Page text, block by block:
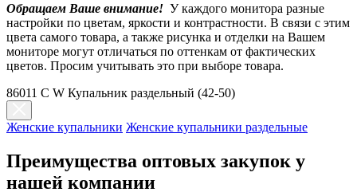
Обращаем Ваше внимание! У каждого монитора разные
настройки по цветам, яркости и контрастности. В связи с этим
цвета самого товара, а также рисунка и отделки на Вашем
мониторе могут отличаться по оттенкам от фактических
цветов. Просим учитывать это при выборе товара.
86011 C W Купальник раздельный (42-50)
Женские купальники Женские купальники раздельные
Преимущества оптовых закупок у
нашей компании